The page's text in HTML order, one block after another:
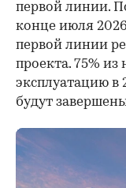
первой линии.
конце июля
первой линии
проекта. 75% из
эксплуатацию в
будут